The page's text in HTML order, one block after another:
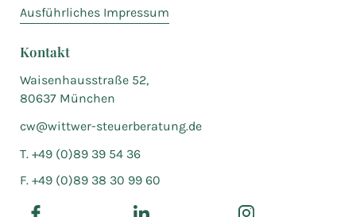
Ausführliches Impressum
Kontakt
Waisenhausstraße 52,
80637 München
cw@wittwer-steuerberatung.de
T. +49 (0)89 39 54 36
F. +49 (0)89 38 30 99 60